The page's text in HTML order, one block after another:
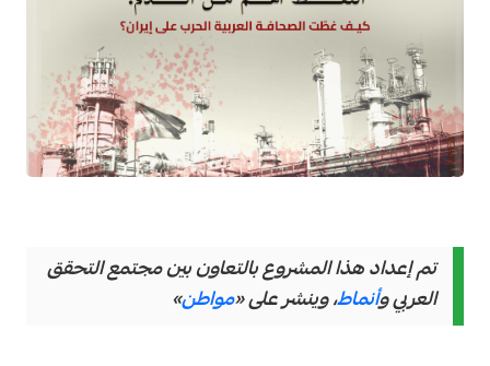
تم إعداد هذا المشروع بالتعاون بين مجتمع التحقق
العربي وأنماط، وينشر على «مواطن»